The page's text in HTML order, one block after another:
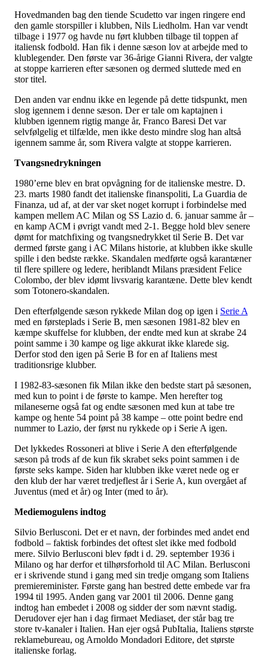
Hovedmanden bag den tiende Scudetto var ingen ringere end
den gamle storspiller i klubben, Nils Liedholm. Han var vendt
tilbage i 1977 og havde nu ført klubben tilbage til toppen af
italiensk fodbold. Han fik i denne sæson lov at arbejde med to
klublegender. Den første var 36-årige Gianni Rivera, der valgte
at stoppe karrieren efter sæsonen og dermed sluttede med en
stor titel.
Den anden var endnu ikke en legende på dette tidspunkt, men
slog igennem i denne sæson. Der er tale om kaptajnen i
klubben igennem rigtig mange år, Franco Baresi Det var
selvfølgelig et tilfælde, men ikke desto mindre slog han altså
igennem samme år, som Rivera valgte at stoppe karrieren.
Tvangsnedrykningen
1980’erne blev en brat opvågning for de italienske mestre. D.
23. marts 1980 fandt det italienske finanspoliti, La Guardia de
Finanza, ud af, at der var sket noget korrupt i forbindelse med
kampen mellem AC Milan og SS Lazio d. 6. januar samme år –
en kamp ACM i øvrigt vandt med 2-1. Begge hold blev senere
dømt for matchfixing og tvangsnedrykket til Serie B. Det var
dermed første gang i AC Milans historie, at klubben ikke skulle
spille i den bedste række. Skandalen medførte også karantæner
til flere spillere og ledere, heriblandt Milans præsident Felice
Colombo, der blev idømt livsvarig karantæne. Dette blev kendt
som Totonero-skandalen.
Den efterfølgende sæson rykkede Milan dog op igen i Serie A
med en førsteplads i Serie B, men sæsonen 1981-82 blev en
kæmpe skuffelse for klubben, der endte med kun at skrabe 24
point samme i 30 kampe og lige akkurat ikke klarede sig.
Derfor stod den igen på Serie B for en af Italiens mest
traditionsrige klubber.
I 1982-83-sæsonen fik Milan ikke den bedste start på sæsonen,
med kun to point i de første to kampe. Men herefter tog
milaneserne også fat og endte sæsonen med kun at tabe tre
kampe og hente 54 point på 38 kampe – otte point bedre end
nummer to Lazio, der først nu rykkede op i Serie A igen.
Det lykkedes Rossoneri at blive i Serie A den efterfølgende
sæson på trods af de kun fik skrabet seks point sammen i de
første seks kampe. Siden har klubben ikke været nede og er
den klub der har været tredjeflest år i Serie A, kun overgået af
Juventus (med et år) og Inter (med to år).
Mediemogulens indtog
Silvio Berlusconi. Det er et navn, der forbindes med andet end
fodbold – faktisk forbindes det oftest slet ikke med fodbold
mere. Silvio Berlusconi blev født i d. 29. september 1936 i
Milano og har derfor et tilhørsforhold til AC Milan. Berlusconi
er i skrivende stund i gang med sin tredje omgang som Italiens
premiereminister. Første gang han bestred dette embede var fra
1994 til 1995. Anden gang var 2001 til 2006. Denne gang
indtog han embedet i 2008 og sidder der som nævnt stadig.
Derudover ejer han i dag firmaet Mediaset, der står bag tre
store tv-kanaler i Italien. Han ejer også PubItalia, Italiens største
reklamebureau, og Arnoldo Mondadori Editore, det største
italienske forlag.